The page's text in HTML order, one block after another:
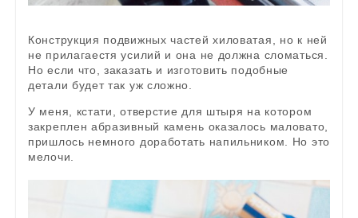
Конструкция подвижных частей хиловатая, но к ней
не прилагаестя усилий и она не должна сломаться.
Но если что, заказать и изготовить подобные
детали будет так уж сложно.
У меня, кстати, отверстие для штыря на котором
закреплен абразивный камень оказалось маловато,
пришлось немного доработать напильником. Но это
мелочи.